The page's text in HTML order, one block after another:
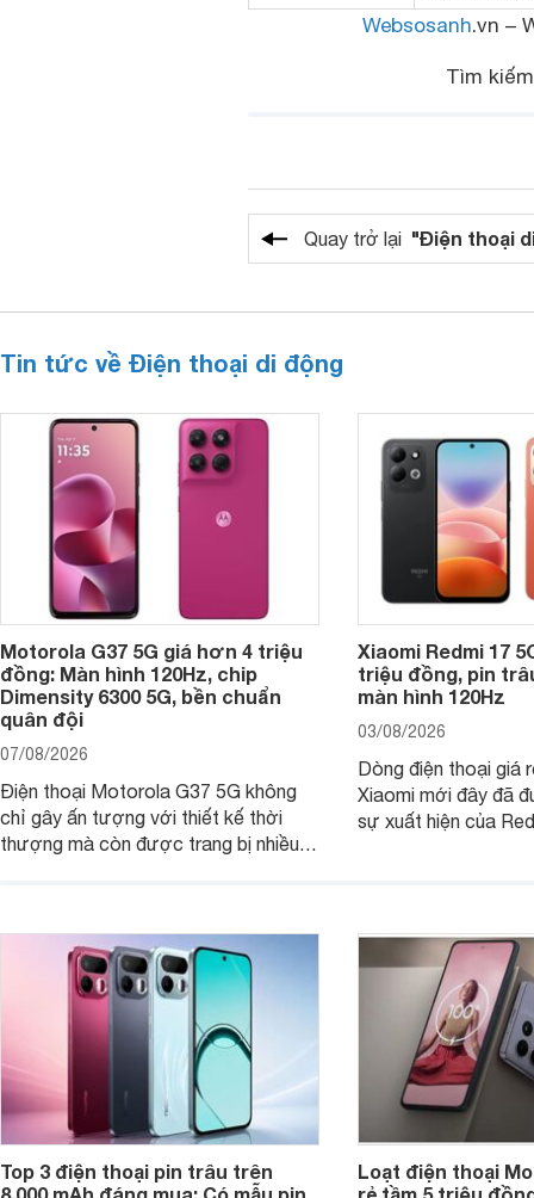
Websosanh.vn –
Tìm
Quay trở lại "Điện thoại
Tin tức về Điện thoại di động
Motorola G37 5G giá hơn 4 triệu
đồng: Màn hình 120Hz, chip
Dimensity 6300 5G, bền chuẩn
quân đội
07/08/2026
Điện thoại Motorola G37 5G không
chỉ gây ấn tượng với thiết kế thời
thượng mà còn được trang bị nhiều
Xiaomi Redmi 17
triệu đồng, pin
màn hình 120Hz
03/08/2026
Dòng điện thoại giá
Xiaomi mới đây đã
sự xuất hiện của
Top 3 điện thoại pin trâu trên
Loạt điện thoại